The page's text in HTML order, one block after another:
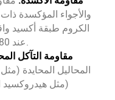
والأجواء المؤكسدة
الكروم طبقة أكسيد
عند 980 درجة مئوية (1800 درجة فهرنهايت).
مقاومة التآكل
المحاليل المحايدة (مثل
(مثل هيدروكسيد